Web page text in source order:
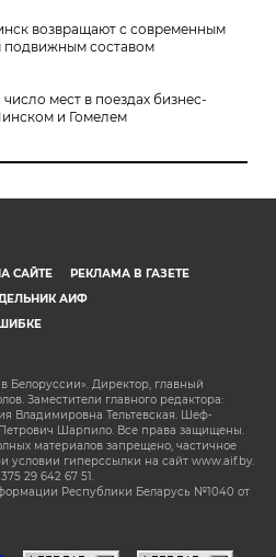
возвращают с современным
подвижным составом
мест в поездах бизнес-
и Гомелем
САЙТЕ
РЕКЛАМА В ГАЗЕТЕ
АИФ
Директор, главный
Заместители главного редактора:
Владимировна Тельтевская. Шеф-
Шарпило. Все права защищены.
материалов запрещено, частичное
условии гиперссылки на сайт www.aif.by.
29 642 67 51.
Республики Беларусь №1040 от